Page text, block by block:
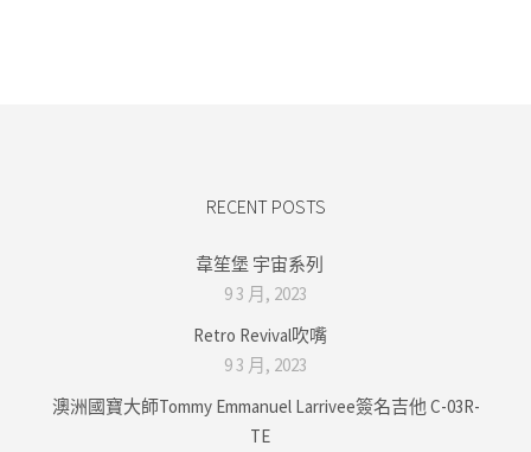
RECENT POSTS
韋笙堡 宇宙系列
9 3 月, 2023
Retro Revival吹嘴
9 3 月, 2023
澳洲國寶大師Tommy Emmanuel Larrivee簽名吉他 C-03R-
TE